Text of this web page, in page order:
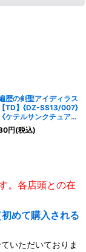
歴の剣聖アイディラス
【TD】{DZ-SS13/007}
《ケテルサンクチュア
》円(税込)
。各店頭との在
めて購入される
いただいておりま